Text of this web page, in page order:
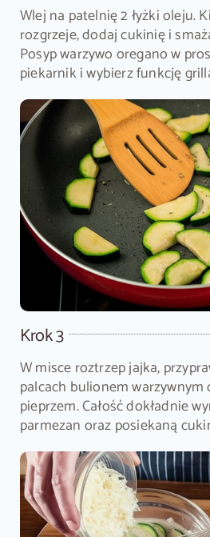
Wlej na patelnię 2 łyżki oleju.
rozgrzeje, dodaj cukinię i
Posyp warzywo oregano w
piekarnik i wybierz funkcję
Krok 3
W misce roztrzep jajka,
palcach bulionem
pieprzem. Całość dokładnie
parmezan oraz posiekaną